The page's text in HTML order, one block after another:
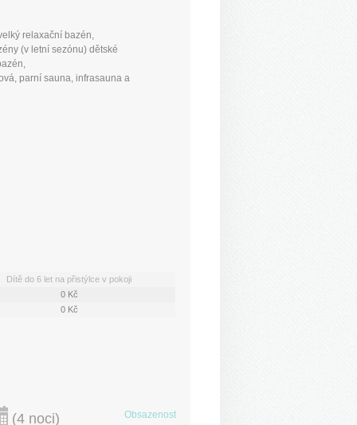
relaxační bazén,
(v letní sezónu) dětské
parní sauna, infrasauna a
Dítě do 6 let na přistýlce v pokoji
0 Kč
0 Kč
Obsazenost
(4 noci)